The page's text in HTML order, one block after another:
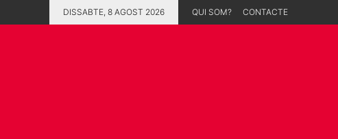
DISSABTE, 8 AGOST 2026 QUI SOM? CONTACTE